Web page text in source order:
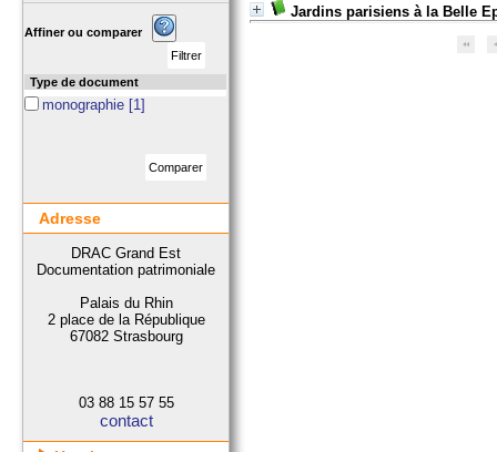
Jardins parisiens à la Belle
Affiner ou comparer
Type de document
monographie [1]
Adresse
DRAC Grand Est
Documentation patrimoniale
Palais du Rhin
2 place de la République
67082 Strasbourg
03 88 15 57 55
contact